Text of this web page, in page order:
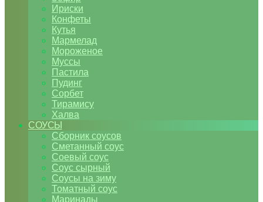
Ириски
Конфеты
Кутья
Мармелад
Мороженое
Муссы
Пастила
Пудинг
Сорбет
Тирамису
Халва
СОУСЫ
Сборник соусов
Сметанный соус
Соевый соус
Соус сырный
Соусы на зиму
Томатный соус
Маринады